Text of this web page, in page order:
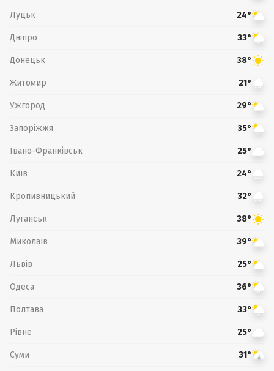
Луцьк 24°
Дніпро 33°
Донецьк 38°
Житомир 21°
Ужгород 29°
Запоріжжя 35°
Івано-Франківськ 25°
Київ 24°
Кропивницький 32°
Луганськ 38°
Миколаїв 39°
Львів 25°
Одеса 36°
Полтава 33°
Рівне 25°
Суми 31°